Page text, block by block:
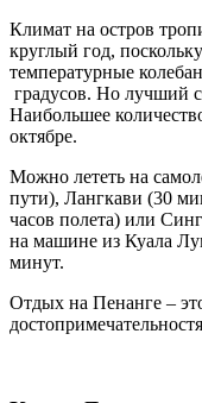
Климат на остров
круглый год,
температурные
градусов. Но лучший
Наибольшее
октябре.
Можно лететь на
пути), Лангкави (30
часов полета) или
на машине из Куала
минут.
Отдых на Пенанге –